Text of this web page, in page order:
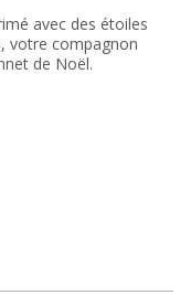
avec des étoiles
votre compagnon
de Noël.